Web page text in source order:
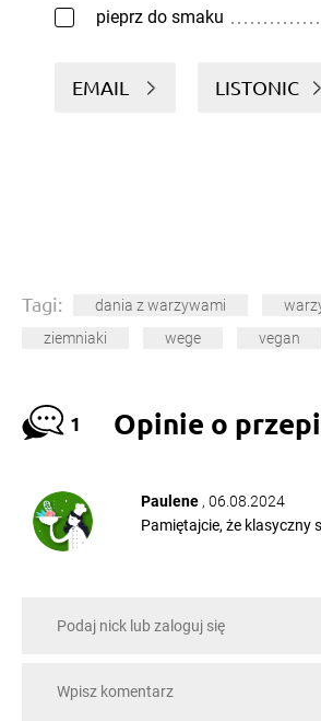
pieprz do smaku
EMAIL LISTONIC
Tagi: dania z warzywami
ziemniaki
wege vegan
1 Opinie o
Paulene , 06.08.2024
Pamiętajcie, że klasyczny